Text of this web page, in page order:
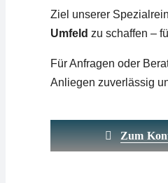
Ziel unserer
Umfeld zu schaffen –
Für Anfragen oder
Anliegen zuverlässig
Zum